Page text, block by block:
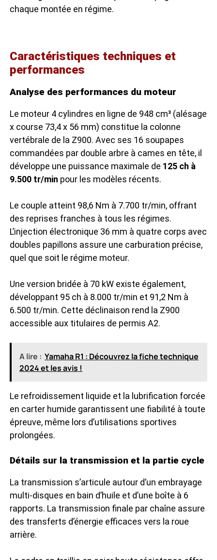
chaque montée en régime.
Caractéristiques techniques et
performances
Analyse des performances du moteur
Le moteur 4 cylindres en ligne de 948 cm³ (alésage
x course 73,4 x 56 mm) constitue la colonne
vertébrale de la Z900. Avec ses 16 soupapes
commandées par double arbre à cames en tête, il
développe une puissance maximale de 125 ch à
9.500 tr/min pour les modèles récents.
Le couple atteint 98,6 Nm à 7.700 tr/min, offrant
des reprises franches à tous les régimes.
L’injection électronique 36 mm à quatre corps avec
doubles papillons assure une carburation précise,
quel que soit le régime moteur.
Une version bridée à 70 kW existe également,
développant 95 ch à 8.000 tr/min et 91,2 Nm à
6.500 tr/min. Cette déclinaison rend la Z900
accessible aux titulaires de permis A2.
A lire : Yamaha R1 : Découvrez la fiche technique
2024 et les avis !
Le refroidissement liquide et la lubrification forcée
en carter humide garantissent une fiabilité à toute
épreuve, même lors d’utilisations sportives
prolongées.
Détails sur la transmission et la partie cycle
La transmission s’articule autour d’un embrayage
multi-disques en bain d’huile et d’une boîte à 6
rapports. La transmission finale par chaîne assure
des transferts d’énergie efficaces vers la roue
arrière.